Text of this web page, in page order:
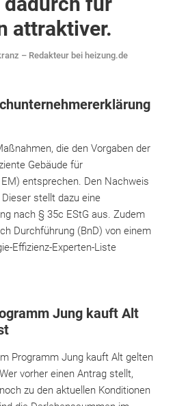
attraktiver.
– Redakteur bei heizung.de
die den Vorgaben der
Gebäude für
entsprechen. Den Nachweis
stellt dazu eine
nach § 35c EStG aus. Zudem
Durchführung (BnD) von einem
Effizienz-Experten-Liste
Jung kauft Alt
Programm Jung kauft Alt gelten
vorher einen Antrag stellt,
zu den aktuellen Konditionen